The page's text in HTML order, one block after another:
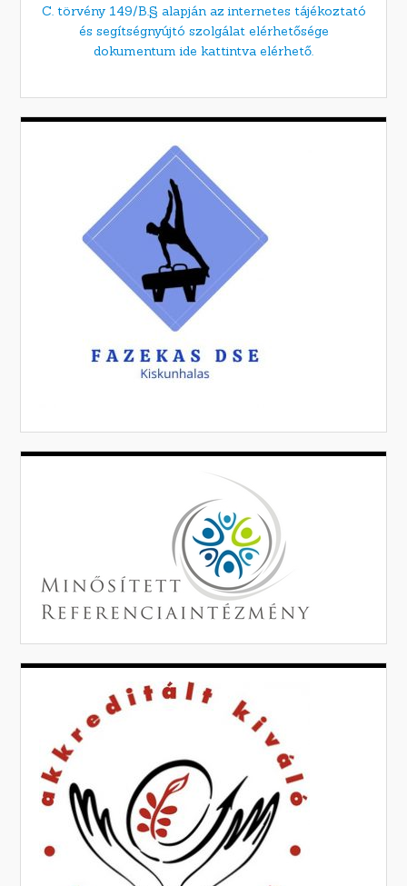
C. törvény 149/B.§ alapján az internetes tájékoztató
és segítségnyújtó szolgálat elérhetősége
dokumentum ide kattintva elérhető.